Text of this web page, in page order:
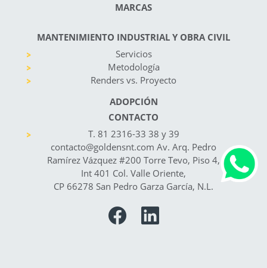
MARCAS
MANTENIMIENTO INDUSTRIAL Y OBRA CIVIL
Servicios
Metodología
Renders vs. Proyecto
ADOPCIÓN
CONTACTO
T. 81 2316-33 38 y 39
contacto@goldensnt.com Av. Arq. Pedro
Ramírez Vázquez #200 Torre Tevo, Piso 4,
Int 401 Col. Valle Oriente,
CP 66278 San Pedro Garza García, N.L.